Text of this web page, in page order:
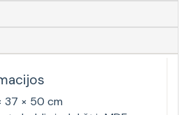
37 × 50 cm